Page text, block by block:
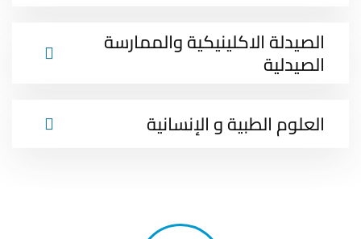
الصيدلة الاكلينيكية والممارسة
الصيدلية
العلوم الطبية و الإنسانية